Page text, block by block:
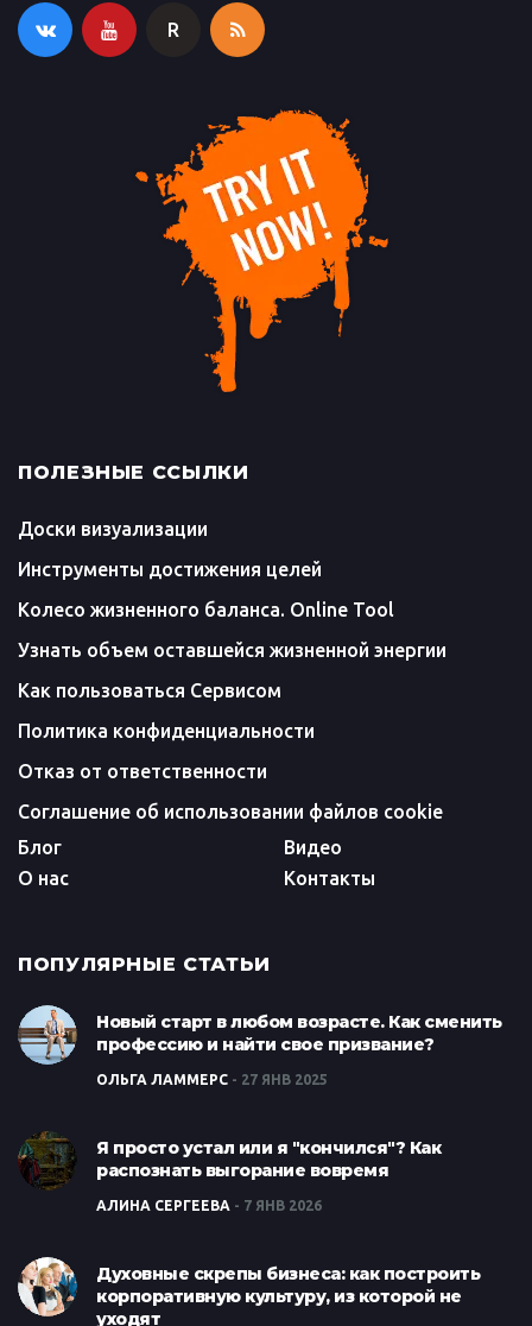
R
ПОЛЕЗНЫЕ ССЫЛКИ
Доски визуализации
Инструменты достижения целей
Колесо жизненного баланса. Online Tool
Узнать объем оставшейся жизненной энергии
Как пользоваться Сервисом
Политика конфиденциальности
Отказ от ответственности
Соглашение об использовании файлов cookie
Блог
Видео
О нас
Контакты
ПОПУЛЯРНЫЕ СТАТЬИ
Новый старт в любом возрасте. Как сменить
профессию и найти свое призвание?
ОЛЬГА ЛАММЕРС 27 ЯНВ 2025
Я просто устал или я "кончился"? Как
распознать выгорание вовремя
АЛИНА СЕРГЕЕВА 7 ЯНВ 2026
Духовные скрепы бизнеса: как построить
корпоративную культуру, из которой не
уходят